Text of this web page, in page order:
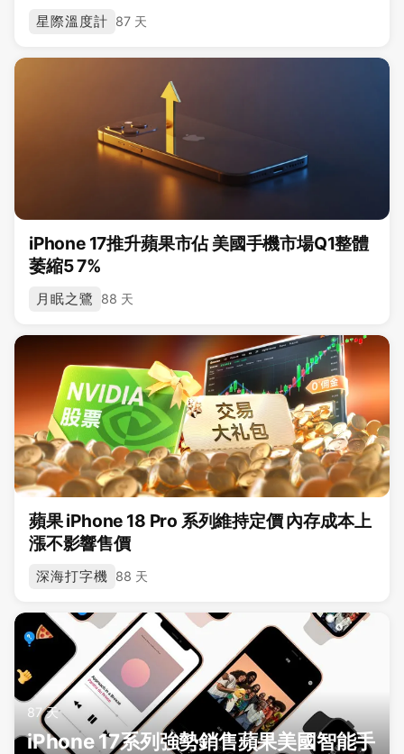
星際溫度計 87 天
iPhone 17推升蘋果市佔 美國手機市場Q1整體
萎縮5 7%
月眠之鷺 88 天
蘋果 iPhone 18 Pro 系列維持定價 內存成本上
漲不影響售價
深海打字機 88 天
87 天
iPhone 17系列強勢銷售蘋果美國智能手